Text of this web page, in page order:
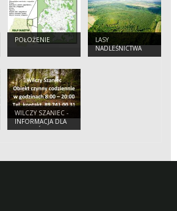
POŁOŻENIE
LASY
NADLEŚNICTWA
WILCZY SZANIEC -
INFORMACJA DLA
TURYSTÓW